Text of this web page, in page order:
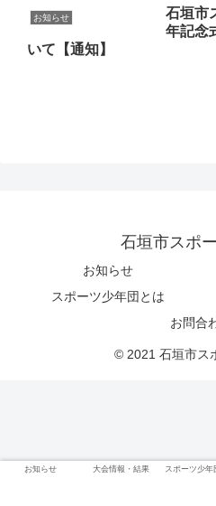
お知らせ
石垣市
年記念
いて【通知】
石垣市スポ
お知らせ
スポーツ少年団とは
お問合
© 2021 石垣市ス
お知らせ 大会情報・結果 スポーツ少年